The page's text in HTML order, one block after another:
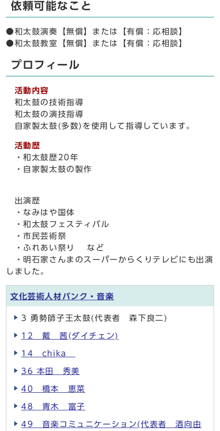
依頼可能なこと
●和太鼓演奏【無償】または【有償：応相談】
●和太鼓教室【無償】または【有償：応相談】
プロフィール
活動内容
和太鼓の技術指導
和太鼓の演技指導
自家製太鼓(多数)を使用して指導しています。
活動歴
・和太鼓歴20年
・自家製太鼓の製作
出演歴
・なみはや国体
・和太鼓フェスティバル
・市民芸術祭
・ふれあい祭り など
・明石家さんまのスーパーからくりテレビにも出演
しました。
文化芸術人材バンク・音楽
3 勇勢師子王太鼓(代表者 森下良二)
12 戴 茜(ダイチェン)
14 chika
36 本田 秀美
40 橋本 恵菜
48 青木 富子
49 音楽コミュニケーション(代表者 酒向由